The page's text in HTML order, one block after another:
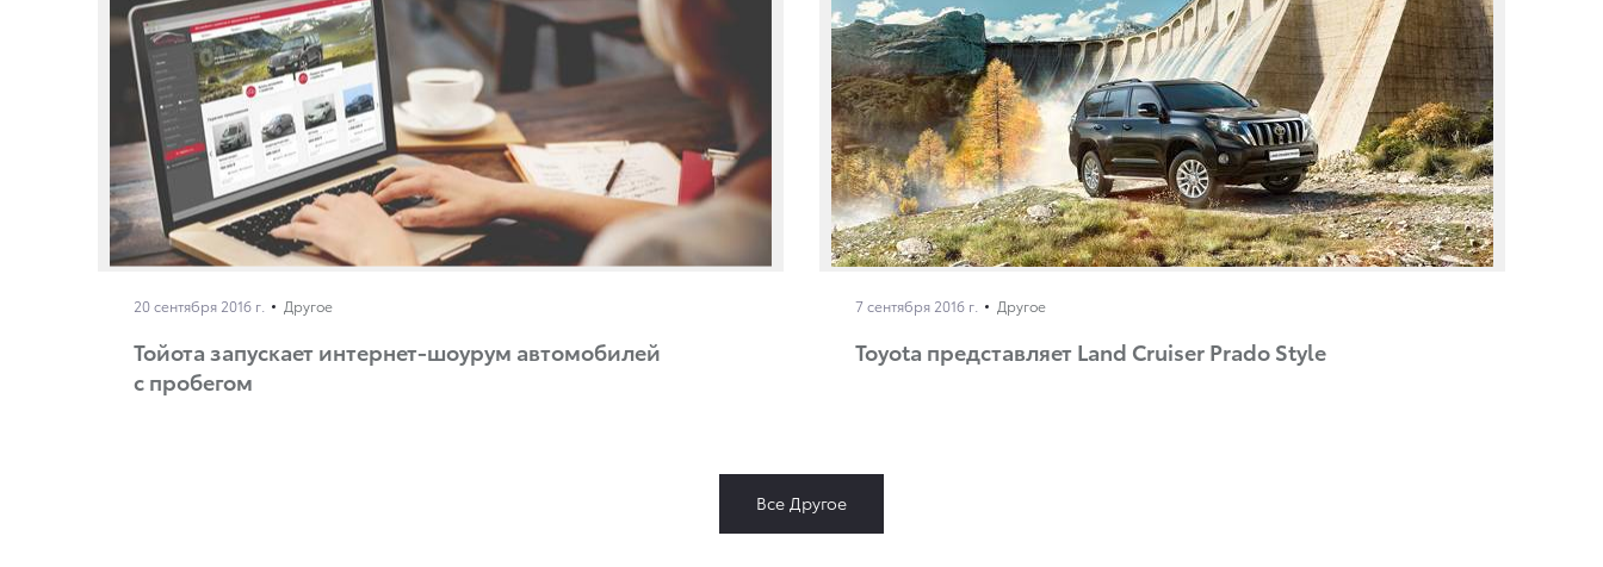
20 сентября 2016 г. Другое
Тойота запускает интернет-шоурум автомобилей
с пробегом
7 сентября 2016 г. Другое
Toyota представляет Land Cruiser Prado Style
Все Другое